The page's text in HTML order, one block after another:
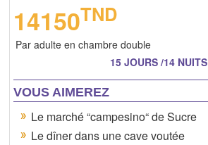
14150TND
Par adulte en chambre double
15 JOURS /14 NUITS
VOUS AIMEREZ
Le marché “campesino“ de Sucre
Le dîner dans une cave voutée